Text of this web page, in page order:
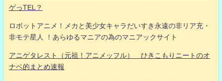
ゲっTEL？
ロボットアニメ！メカと美少女キャラだいすき永遠の非リア充・
非モテ星人 ！あらゆるマニアの為のマニアックサイト
アニゲタレスト（元祖！アニメッフル） ひきこもりニートのオ
ナベ的まとめ速報